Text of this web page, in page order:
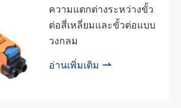
ความแตกต่างระหว่างขั้ว
ต่อสี่เหลี่ยมและขั้วต่อแบบ
วงกลม
อ่านเพิ่มเติม 